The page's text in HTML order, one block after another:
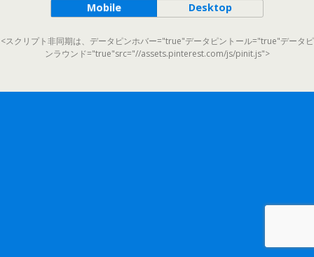
Mobile Desktop
<スクリプト非同期は、データピンホバー="true"データピントール="true"データピ
ンラウンド="true"src="//assets.pinterest.com/js/pinit.js">